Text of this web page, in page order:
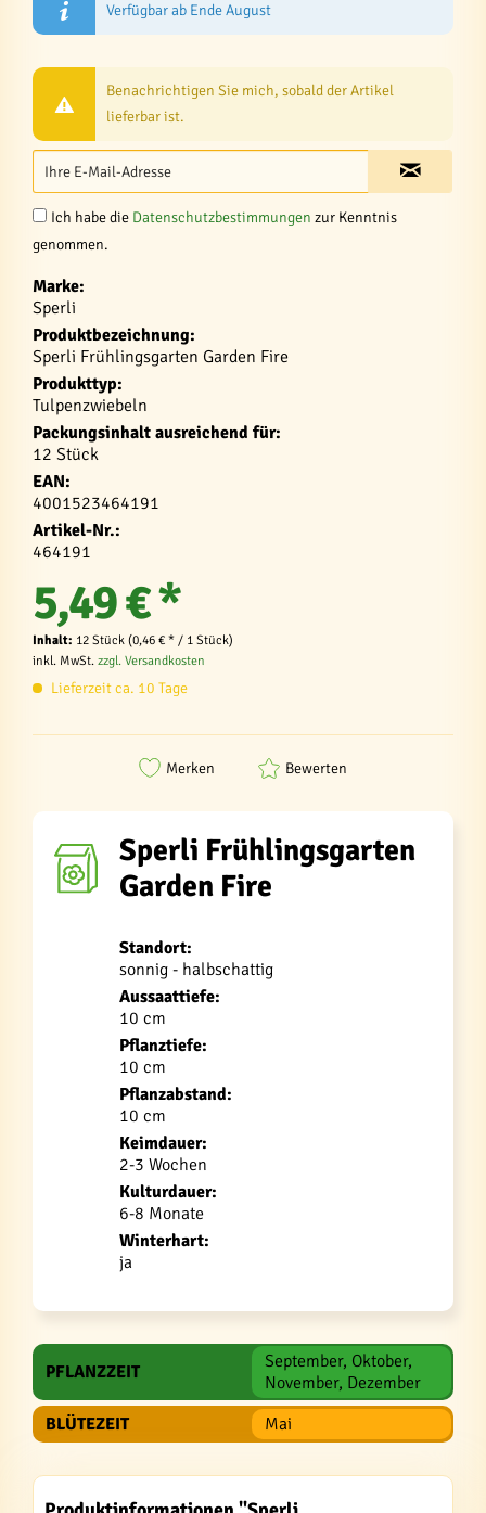
Verfügbar ab Ende August
Benachrichtigen Sie mich, sobald der Artikel
lieferbar ist.
Ich habe die Datenschutzbestimmungen zur Kenntnis
genommen.
Marke:
Sperli
Produktbezeichnung:
Sperli Frühlingsgarten Garden Fire
Produkttyp:
Tulpenzwiebeln
Packungsinhalt ausreichend für:
12 Stück
EAN:
4001523464191
Artikel-Nr.:
464191
5,49 € *
Inhalt: 12 Stück (0,46 € * / 1 Stück)
inkl. MwSt. zzgl. Versandkosten
Lieferzeit ca. 10 Tage
Merken Bewerten
Sperli Frühlingsgarten
Garden Fire
Standort:
sonnig - halbschattig
Aussaattiefe:
10 cm
Pflanztiefe:
10 cm
Pflanzabstand:
10 cm
Keimdauer:
2-3 Wochen
Kulturdauer:
6-8 Monate
Winterhart:
ja
PFLANZZEIT
September, Oktober,
November, Dezember
BLÜTEZEIT
Mai